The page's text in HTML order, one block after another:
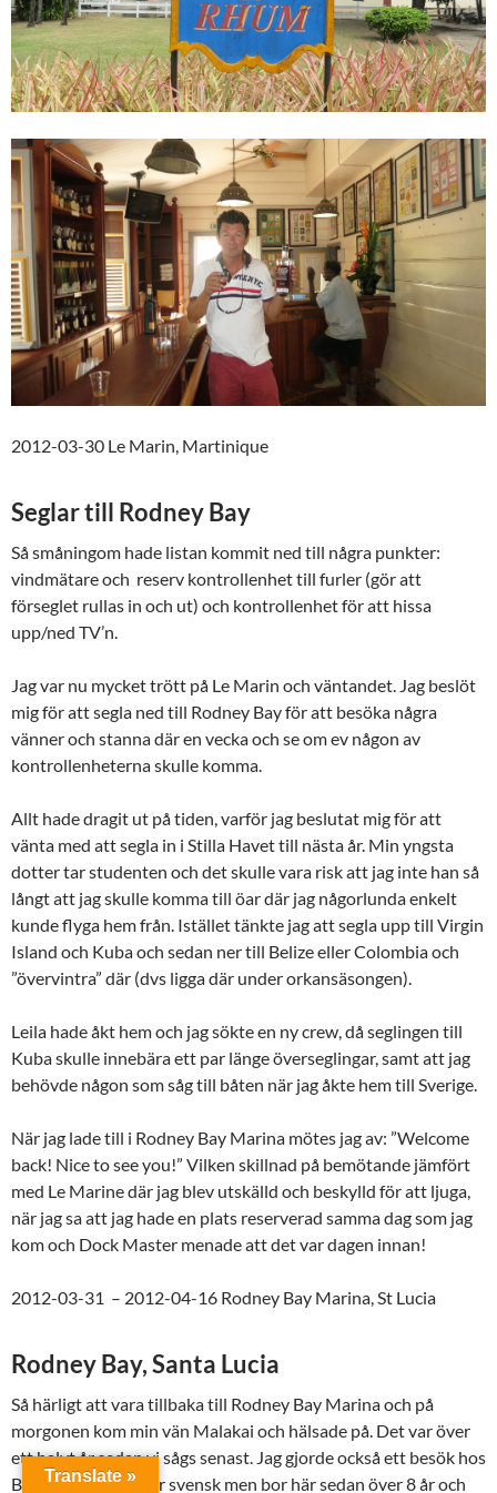
2012-03-30 Le Marin, Martinique
Seglar till Rodney Bay
Så småningom hade listan kommit ned till några punkter:
vindmätare och reserv kontrollenhet till furler (gör att
förseglet rullas in och ut) och kontrollenhet för att hissa
upp/ned TV’n.
Jag var nu mycket trött på Le Marin och väntandet. Jag beslöt
mig för att segla ned till Rodney Bay för att besöka några
vänner och stanna där en vecka och se om ev någon av
kontrollenheterna skulle komma.
Allt hade dragit ut på tiden, varför jag beslutat mig för att
vänta med att segla in i Stilla Havet till nästa år. Min yngsta
dotter tar studenten och det skulle vara risk att jag inte han så
långt att jag skulle komma till öar där jag någorlunda enkelt
kunde flyga hem från. Istället tänkte jag att segla upp till Virgin
Island och Kuba och sedan ner till Belize eller Colombia och
”övervintra” där (dvs ligga där under orkansäsongen).
Leila hade åkt hem och jag sökte en ny crew, då seglingen till
Kuba skulle innebära ett par länge överseglingar, samt att jag
behövde någon som såg till båten när jag åkte hem till Sverige.
När jag lade till i Rodney Bay Marina mötes jag av: ”Welcome
back! Nice to see you!” Vilken skillnad på bemötande jämfört
med Le Marine där jag blev utskälld och beskylld för att ljuga,
när jag sa att jag hade en plats reserverad samma dag som jag
kom och Dock Master menade att det var dagen innan!
2012-03-31 – 2012-04-16 Rodney Bay Marina, St Lucia
Rodney Bay, Santa Lucia
Så härligt att vara tillbaka till Rodney Bay Marina och på
morgonen kom min vän Malakai och hälsade på. Det var över
ett halvt år sedan vi sågs senast. Jag gjorde också ett besök hos
Bobo också. Bobo är svensk men bor här sedan över 8 år och
Translate »